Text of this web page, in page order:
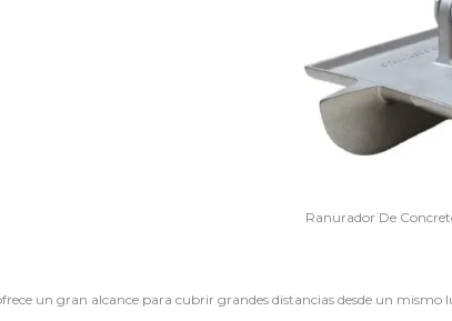
Ranurador De
un gran alcance para cubrir grandes distancias desde un